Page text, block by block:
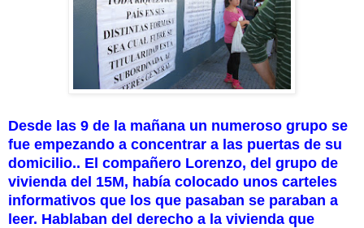
Desde las 9 de la mañana un numeroso grupo se
fue empezando a concentrar a las puertas de su
domicilio.. El compañero Lorenzo, del grupo de
vivienda del 15M, había colocado unos carteles
informativos que los que pasaban se paraban a
leer. Hablaban del derecho a la vivienda que